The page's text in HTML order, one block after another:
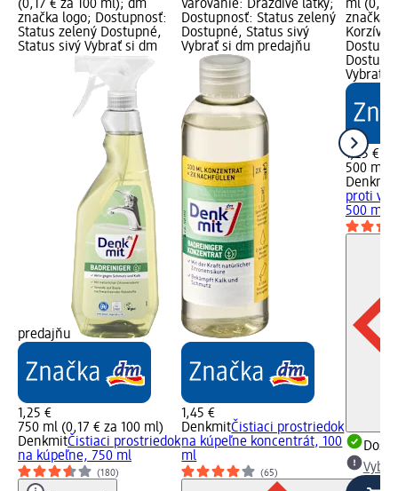
(0,17 € za 100 ml); dm
značka logo; Dostupnosť:
Status zelený Dostupné,
Status sivý Vybrať si dm
predajňu
1,25 €
750 ml (0,17 € za 100 ml)
DenkmitČistiaci prostriedok
na kúpeľne, 750 ml
(180)
Varovanie: Dráždivé látky;
Dostupnosť: Status zelený
Dostupné, Status sivý
Vybrať si dm predajňu
1,45 €
DenkmitČistiaci prostriedok
na kúpeľne koncentrát, 100
ml
(65)
ml (0,25
značka
Vybrať
1,25 €
500 ml
Denkmit
proti
500 ml